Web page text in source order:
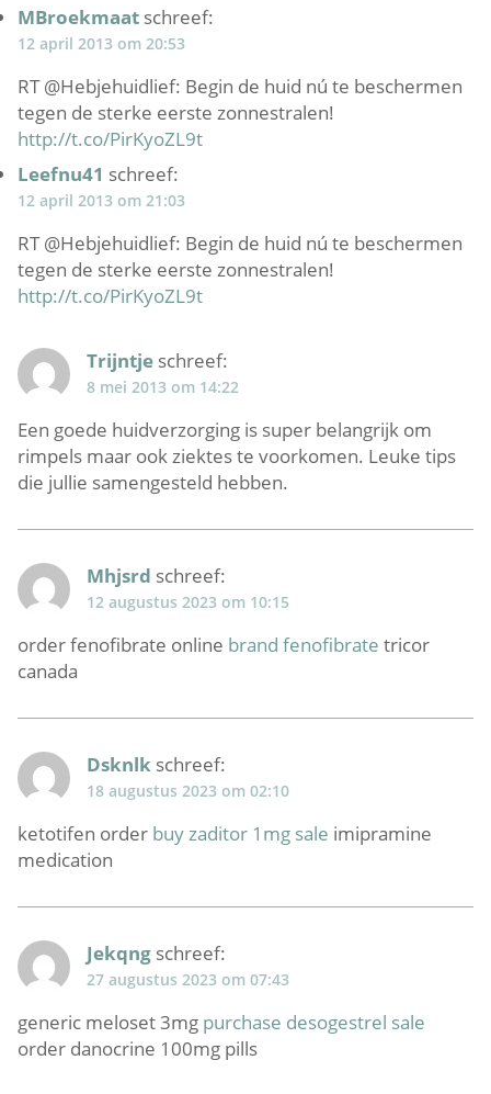
MBroekmaat schreef:
12 april 2013 om 20:53
RT @Hebjehuidlief: Begin de huid nú te beschermen
tegen de sterke eerste zonnestralen!
http://t.co/PirKyoZL9t
Leefnu41 schreef:
12 april 2013 om 21:03
RT @Hebjehuidlief: Begin de huid nú te beschermen
tegen de sterke eerste zonnestralen!
http://t.co/PirKyoZL9t
Trijntje schreef:
8 mei 2013 om 14:22
Een goede huidverzorging is super belangrijk om
rimpels maar ook ziektes te voorkomen. Leuke tips
die jullie samengesteld hebben.
Mhjsrd schreef:
12 augustus 2023 om 10:15
order fenofibrate online brand fenofibrate tricor
canada
Dsknlk schreef:
18 augustus 2023 om 02:10
ketotifen order buy zaditor 1mg sale imipramine
medication
Jekqng schreef:
27 augustus 2023 om 07:43
generic meloset 3mg purchase desogestrel sale
order danocrine 100mg pills